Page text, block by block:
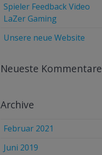
Spieler Feedback Video
LaZer Gaming
Unsere neue Website
Neueste Kommentare
Archive
Februar 2021
Juni 2019